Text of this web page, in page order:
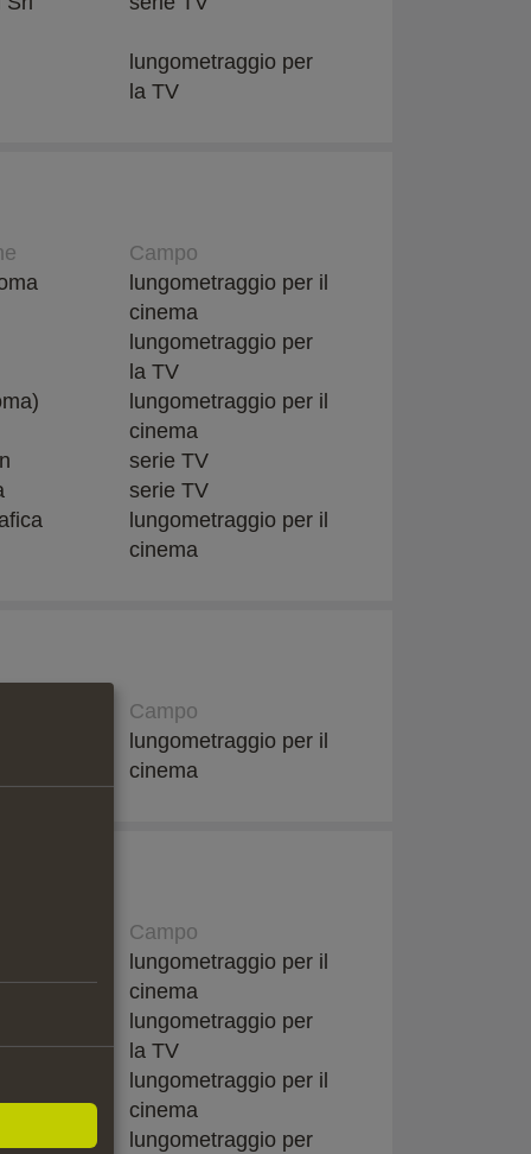
lungometraggio per
la TV
Campo
lungometraggio per il
cinema
lungometraggio per
la TV
lungometraggio per il
cinema
serie TV
serie TV
lungometraggio per il
cinema
Campo
lungometraggio per il
cinema
Campo
lungometraggio per il
cinema
lungometraggio per
la TV
lungometraggio per il
cinema
lungometraggio per